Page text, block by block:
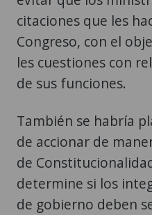
citaciones que les
Congreso, con el
les cuestiones con
de sus funciones.
También se habría
de accionar de
de
determine si los
de gobierno deben